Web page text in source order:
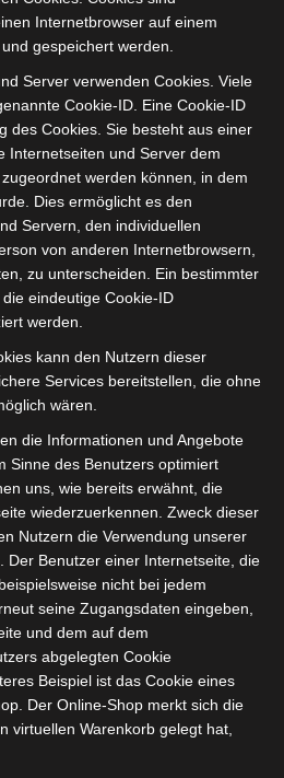
Internetbrowser auf einem
gespeichert werden.
Server verwenden Cookies. Viele
Cookie-ID. Eine Cookie-ID
des Cookies. Sie besteht aus einer
Internetseiten und Server dem
werden können, in dem
Dies ermöglicht es den
Servern, den individuellen
von anderen Internetbrowsern,
zu unterscheiden. Ein bestimmter
eindeutige Cookie-ID
werden.
kann den Nutzern dieser
Services bereitstellen, die ohne
wären.
die Informationen und Angebote
Sinne des Benutzers optimiert
uns, wie bereits erwähnt, die
wiederzuerkennen. Zweck dieser
Nutzern die Verwendung unserer
Der Benutzer einer Internetseite, die
nicht bei jedem
seine Zugangsdaten eingeben,
und dem auf dem
abgelegten Cookie
Beispiel ist das Cookie eines
Der Online-Shop merkt sich die
virtuellen Warenkorb gelegt hat,